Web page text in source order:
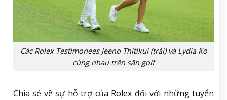
Các Rolex Testimonees Jeeno Thitikul (trái) và Lydia Ko
cùng nhau trên sân golf
Chia sẻ về sự hỗ trợ của Rolex đối với những tuyển